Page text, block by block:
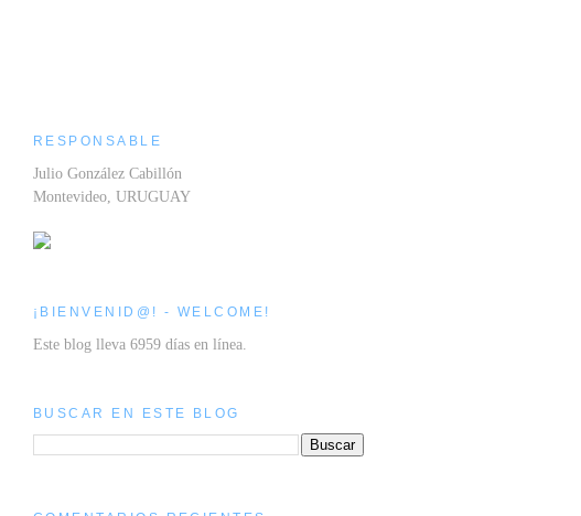
RESPONSABLE
Julio González Cabillón
Montevideo, URUGUAY
¡BIENVENID@! - WELCOME!
Este blog lleva 6959 días en línea.
BUSCAR EN ESTE BLOG